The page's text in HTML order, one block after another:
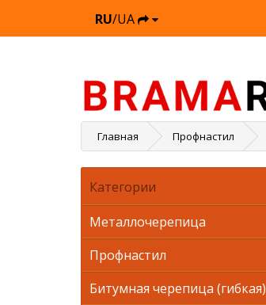
RU/UA
Главная Профнастил
Категории
Металлочерепица
Профнастил
Битумная черепица (гибкая)